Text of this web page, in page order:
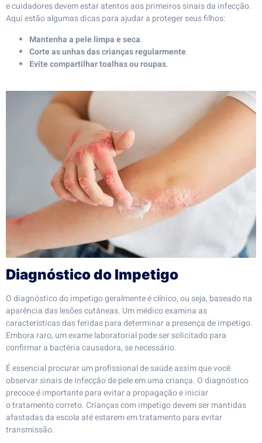
e cuidadores devem estar atentos aos primeiros sinais da infecção.
Aqui estão algumas dicas para ajudar a proteger seus filhos:
Mantenha a pele limpa e seca.
Corte as unhas das crianças regularmente.
Evite compartilhar toalhas ou roupas.
Diagnóstico do Impetigo
O diagnóstico do impetigo geralmente é clínico, ou seja, baseado na
aparência das lesões cutâneas. Um médico examina as
características das feridas para determinar a presença de impetigo.
Embora raro, um exame laboratorial pode ser solicitado para
confirmar a bactéria causadora, se necessário.
É essencial procurar um profissional de saúde assim que você
observar sinais de infecção de pele em uma criança. O diagnóstico
precoce é importante para evitar a propagação e iniciar
o tratamento correto. Crianças com impetigo devem ser mantidas
afastadas da escola até estarem em tratamento para evitar
transmissão.